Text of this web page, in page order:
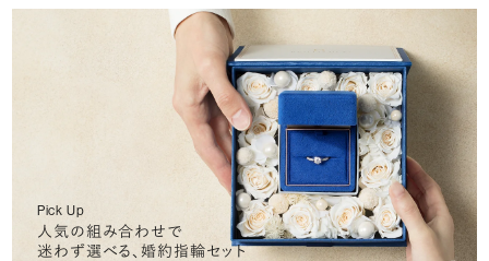
Pick Up
人気の組み合わせで
迷わず選べる、婚約指輪セット